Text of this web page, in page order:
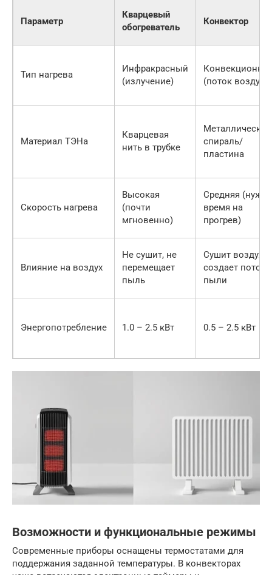
Параметр
Кварцевый
обогреватель
Конвектор
Тип нагрева
Инфракрасный
(излучение)
(поток воздуха)
Материал ТЭНа
Кварцевая
нить в трубке
Металлическая
спираль/
пластина
Скорость нагрева
Высокая
(почти
мгновенно)
Средняя (нужно
время на
прогрев)
Влияние на воздух
Не сушит, не
перемещает
пыль
Сушит воздух,
создает потоки
пыли
Энергопотребление 1.0 – 2.5 кВт 0.5 – 2.5 кВт
Возможности и функциональные режимы
Современные приборы оснащены термостатами для
поддержания заданной температуры. В конвекторах